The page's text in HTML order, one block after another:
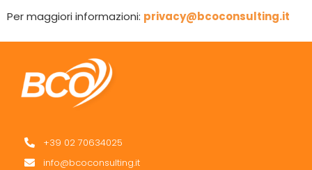
Per maggiori informazioni: privacy@bcoconsulting.it
+39 02 70634025
info@bcoconsulting.it